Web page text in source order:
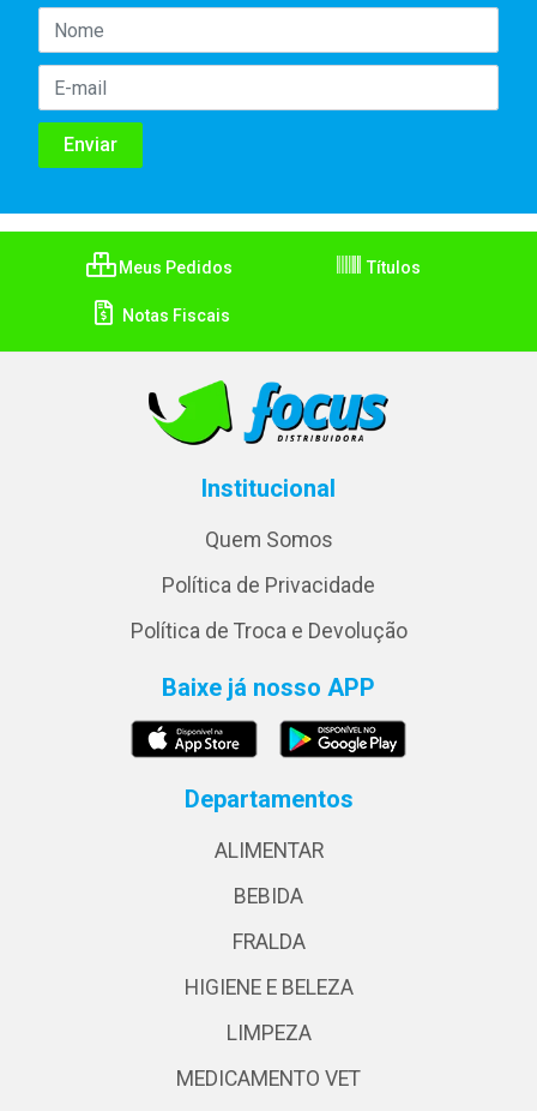
Meus Pedidos Títulos
Notas Fiscais
Institucional
Quem Somos
Política de Privacidade
Política de Troca e Devolução
Baixe já nosso APP
Departamentos
ALIMENTAR
BEBIDA
FRALDA
HIGIENE E BELEZA
LIMPEZA
MEDICAMENTO VET